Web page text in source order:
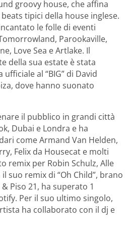
groovy house, che affina
tipici della house inglese.
le folle di eventi
Parookaville,
Love Sea e Artlake. Il
della sua estate è stata
al “BIG” di David
dove hanno suonato
il pubblico in grandi città
Dubai e Londra e ha
come Armand Van Helden,
Felix da Housecat e molti
remix per Robin Schulz, Alle
il suo remix di “Oh Child”, brano
Piso 21, ha superato 1
Per il suo ultimo singolo,
ha collaborato con il dj e